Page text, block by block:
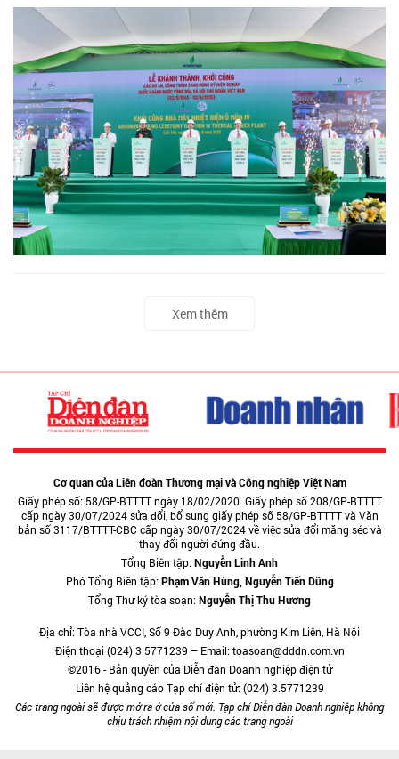
Xem thêm
Cơ quan của Liên đoàn Thương mại và Công nghiệp Việt Nam
Giấy phép số: 58/GP-BTTTT ngày 18/02/2020. Giấy phép số 208/GP-BTTTT
cấp ngày 30/07/2024 sửa đổi, bổ sung giấy phép số 58/GP-BTTTT và Văn
bản số 3117/BTTTT-CBC cấp ngày 30/07/2024 về việc sửa đổi măng séc và
thay đổi người đứng đầu.
Tổng Biên tập:Nguyễn Linh Anh
Phó Tổng Biên tập:Phạm Văn Hùng, Nguyễn Tiến Dũng
Tổng Thư ký tòa soạn:Nguyễn Thị Thu Hương
Địa chỉ: Tòa nhà VCCI, Số 9 Đào Duy Anh, phường Kim Liên, Hà Nội
Điện thoại (024) 3.5771239 – Email: toasoan@dddn.com.vn
©2016 - Bản quyền của Diễn đàn Doanh nghiệp điện tử
Liên hệ quảng cáo Tạp chí điện tử: (024) 3.5771239
Các trang ngoài sẽ được mở ra ở cửa sổ mới. Tạp chí Diễn đàn Doanh nghiệp không
chịu trách nhiệm nội dung các trang ngoài